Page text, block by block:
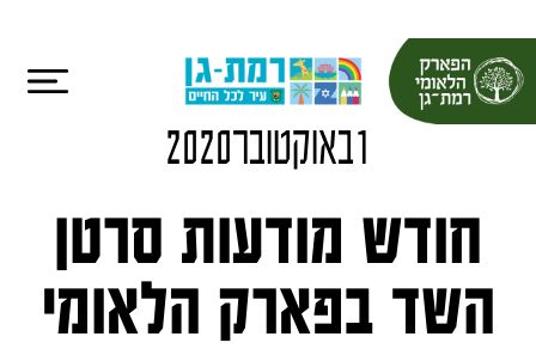
1באוקטובר2020
חודש מודעות סרטן
השד בפארק הלאומי